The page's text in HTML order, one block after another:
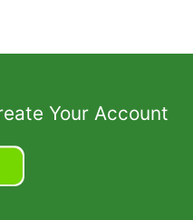
Your Account